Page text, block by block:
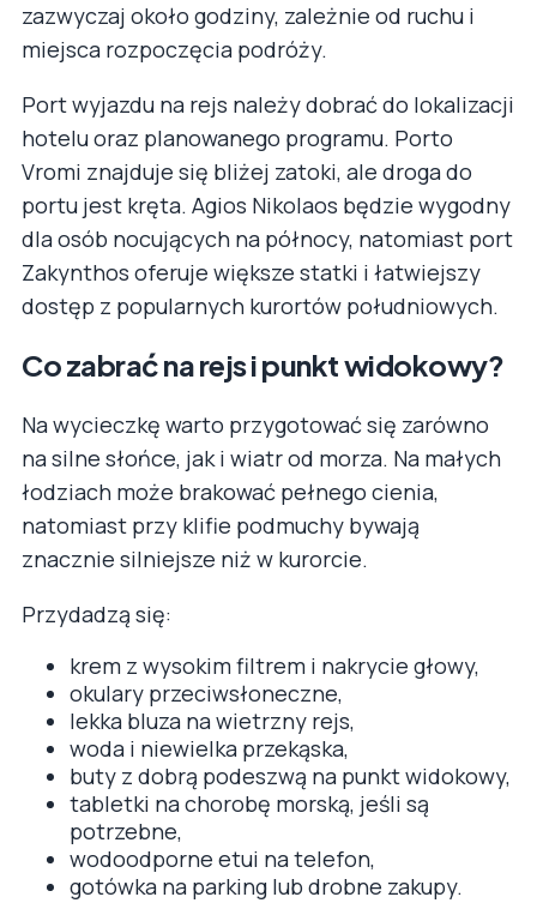
zazwyczaj około godziny, zależnie od ruchu i
miejsca rozpoczęcia podróży.
Port wyjazdu na rejs należy dobrać do lokalizacji
hotelu oraz planowanego programu. Porto
Vromi znajduje się bliżej zatoki, ale droga do
portu jest kręta. Agios Nikolaos będzie wygodny
dla osób nocujących na północy, natomiast port
Zakynthos oferuje większe statki i łatwiejszy
dostęp z popularnych kurortów południowych.
Co zabrać na rejs i punkt widokowy?
Na wycieczkę warto przygotować się zarówno
na silne słońce, jak i wiatr od morza. Na małych
łodziach może brakować pełnego cienia,
natomiast przy klifie podmuchy bywają
znacznie silniejsze niż w kurorcie.
Przydadzą się:
krem z wysokim filtrem i nakrycie głowy,
okulary przeciwsłoneczne,
lekka bluza na wietrzny rejs,
woda i niewielka przekąska,
buty z dobrą podeszwą na punkt widokowy,
tabletki na chorobę morską, jeśli są
potrzebne,
wodoodporne etui na telefon,
gotówka na parking lub drobne zakupy.